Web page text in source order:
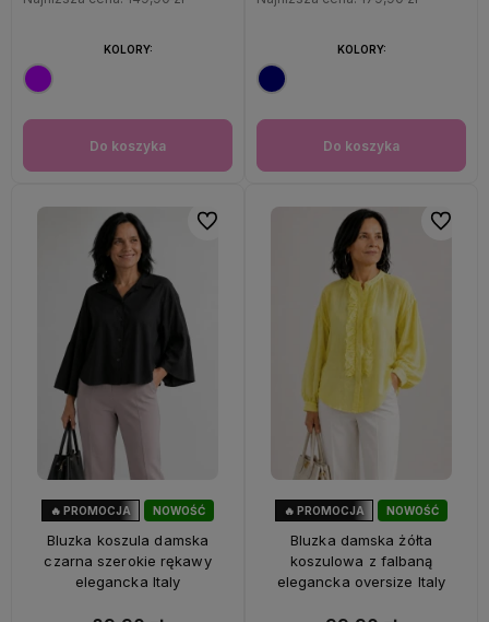
Do koszyka
KOLORY:
Do koszyka
KOLORY:
NOWOŚĆ
🔥 PROMOCJA
Bluzka koszula damska
czarna szerokie rękawy
elegancka Italy
Do ulubionych
NOWOŚĆ
OKAZJA
🔥 PROMOCJA
Bluzka damska żółta
koszulowa z falbaną
elegancka oversize Italy
Do